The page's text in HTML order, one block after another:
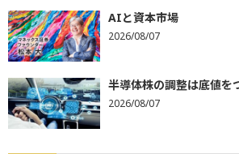
AIと資本市場
2026/08/07
半導体株の調整は底値を
2026/08/07